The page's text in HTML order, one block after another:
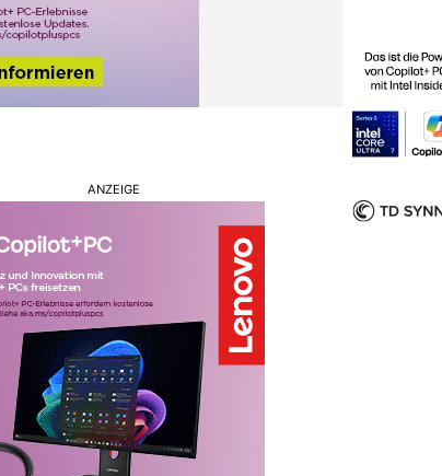
ANZEIGE